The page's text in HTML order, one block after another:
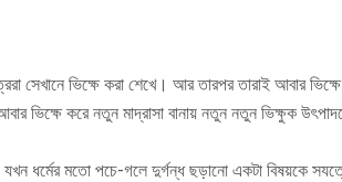
সেখানে ভিক্ষে করা শেখে। আর তারপর তারাই আবার
ভিক্ষে করে নতুন মাদ্রাসা বানায় নতুন নতুন ভিক্ষুক
ধর্মের মতো পচে-গলে দুর্গন্ধ ছড়ানো একটা বিষয়কে